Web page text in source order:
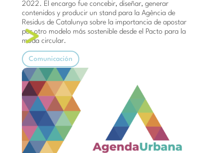
2022. El encargo fue concebir, diseñar, generar
contenidos y producir un stand para la Agència de
Residus de Catalunya sobre la importancia de apostar
por otro modelo más sostenible desde el Pacto para la
moda circular.
Comunicación